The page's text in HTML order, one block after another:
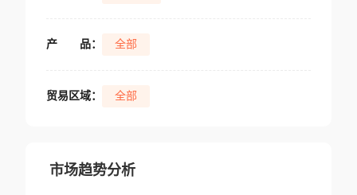
产 品： 全部
贸易区域： 全部
市场趋势分析